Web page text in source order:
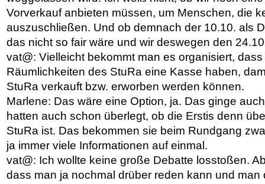
Vorverkauf anbieten müssen, um Menschen, die
auszuschließen. Und ob demnach der 10.10. als
das nicht so fair wäre und wir deswegen den
vat@: Vielleicht bekommt man es organisiert,
Räumlichkeiten des StuRa eine Kasse haben,
StuRa verkauft bzw. erworben werden können.
Marlene: Das wäre eine Option, ja. Das ginge
hatten auch schon überlegt, ob die Erstis denn
StuRa ist. Das bekommen sie beim Rundgang
ja immer viele Informationen auf einmal.
vat@: Ich wollte keine große Debatte losstoßen.
dass man ja nochmal drüber reden kann und man